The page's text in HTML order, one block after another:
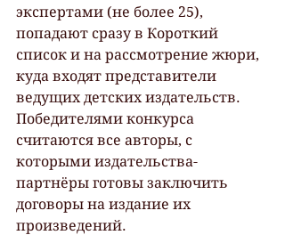
экспертами (не более 25),
попадают сразу в Короткий
список и на рассмотрение жюри,
куда входят представители
ведущих детских издательств.
Победителями конкурса
считаются все авторы, с
которыми издательства-
партнёры готовы заключить
договоры на издание их
произведений.